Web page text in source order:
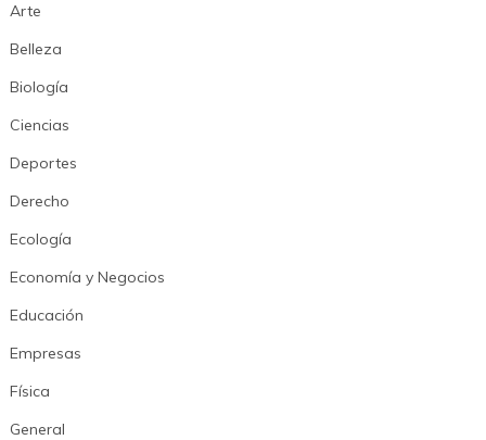
Arte
Belleza
Biología
Ciencias
Deportes
Derecho
Ecología
Economía y Negocios
Educación
Empresas
Física
General